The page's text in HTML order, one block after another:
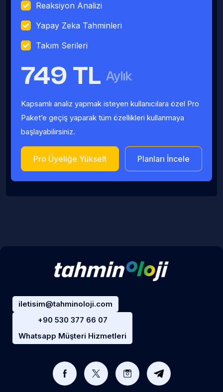
Reaksiyon Analizi
Yapay Zeka Tahminleri
Takım Serileri
749 TL Aylık
Kapsamlı analiz yapmak isteyen kullanıcılara özel Pro
Paket’e geçiş yaparak tüm özellikleri kullanmaya
başlayabilirsiniz.
Pro Üyeliğe Yükselt Planları İncele
iletisim@tahminoloji.com
+90 530 377 66 07
Whatsapp Müşteri Hizmetleri